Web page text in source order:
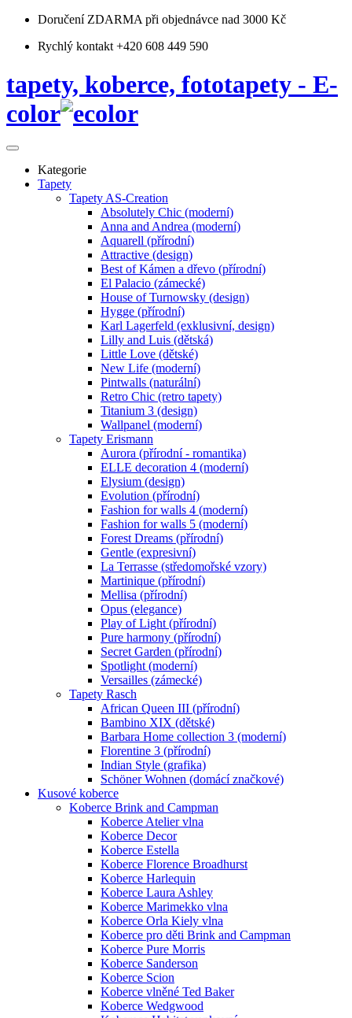
Doručení ZDARMA při objednávce nad 3000 Kč
Rychlý kontakt +420 608 449 590
tapety, koberce, fototapety - E-
color
Kategorie
Tapety
Tapety AS-Creation
Absolutely Chic (moderní)
Anna and Andrea (moderní)
Aquarell (přírodní)
Attractive (design)
Best of Kámen a dřevo (přírodní)
El Palacio (zámecké)
House of Turnowsky (design)
Hygge (přírodní)
Karl Lagerfeld (exklusivní, design)
Lilly and Luis (dětská)
Little Love (dětské)
New Life (moderní)
Pintwalls (naturální)
Retro Chic (retro tapety)
Titanium 3 (design)
Wallpanel (moderní)
Tapety Erismann
Aurora (přírodní - romantika)
ELLE decoration 4 (moderní)
Elysium (design)
Evolution (přírodní)
Fashion for walls 4 (moderní)
Fashion for walls 5 (moderní)
Forest Dreams (přírodní)
Gentle (expresivní)
La Terrasse (středomořské vzory)
Martinique (přírodní)
Mellisa (přírodní)
Opus (elegance)
Play of Light (přírodní)
Pure harmony (přírodní)
Secret Garden (přírodní)
Spotlight (moderní)
Versailles (zámecké)
Tapety Rasch
African Queen III (přírodní)
Bambino XIX (dětské)
Barbara Home collection 3 (moderní)
Florentine 3 (přírodní)
Indian Style (grafika)
Schöner Wohnen (domácí značkové)
Kusové koberce
Koberce Brink and Campman
Koberce Atelier vlna
Koberce Decor
Koberce Estella
Koberce Florence Broadhurst
Koberce Harlequin
Koberce Laura Ashley
Koberce Marimekko vlna
Koberce Orla Kiely vlna
Koberce pro děti Brink and Campman
Koberce Pure Morris
Koberce Sanderson
Koberce Scion
Koberce vlněné Ted Baker
Koberce Wedgwood